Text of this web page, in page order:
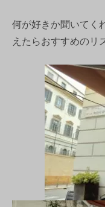
何が好きか聞いてく
えたらおすすめのリ